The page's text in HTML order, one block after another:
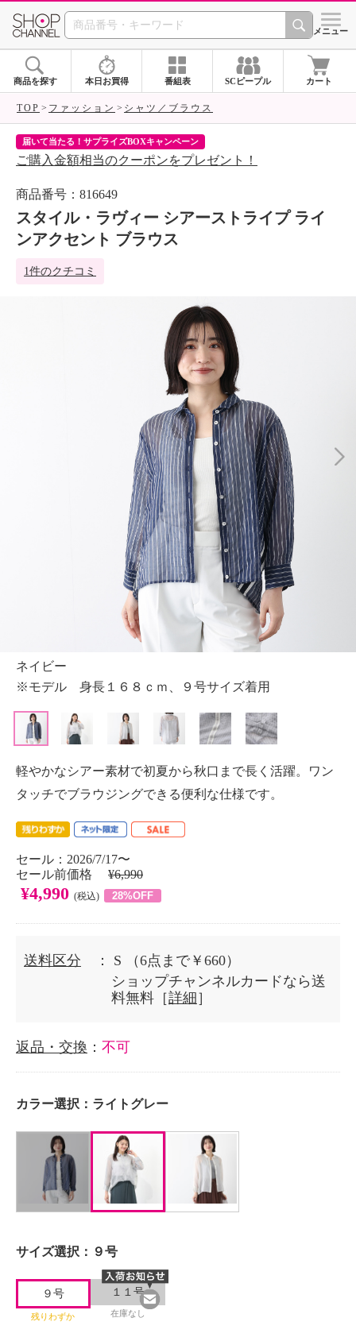
SHOP CHANNEL シメニュー
商品を探す 本日お買得 番組表 SCピープル カート
TOP ファッション シャツ／ブラウス
届いて当たる！サプライズBOXキャンペーン
ご購入金額相当のクーポンをプレゼント！
商品番号：816649
スタイル・ラヴィー シアーストライプ ライ
ンアクセント ブラウス
1件のクチコミ
ネイビー
※モデル 身長１６８ｃｍ、９号サイズ着用
軽やかなシアー素材で初夏から秋口まで長く活躍。ワン
タッチでブラウジングできる便利な仕様です。
セール：2026/7/17〜
セール前価格 ¥6,990
¥4,990 (税込) 28%OFF
送料区分 ： S
（6点まで￥660）
ショップチャンネルカードなら送
料無料［詳細 ］
返品・交換 ： 不可
カラー選択： ライトグレー
サイズ選択： ９号
９号
残りわずか
１１号
在庫なし